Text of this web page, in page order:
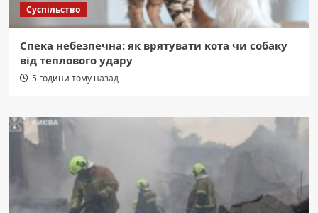
Суспільство
Спека небезпечна: як врятувати кота чи собаку
від теплового удару
5 години тому назад